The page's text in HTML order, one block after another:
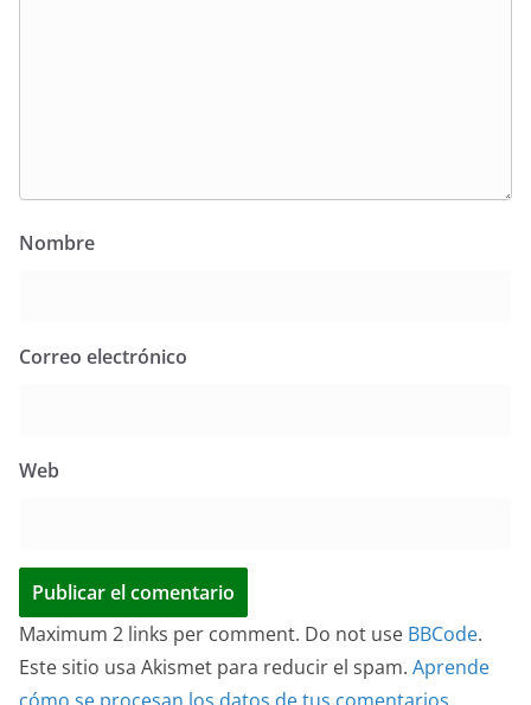
Nombre
Correo electrónico
Web
Maximum 2 links per comment. Do not use BBCode.
Este sitio usa Akismet para reducir el spam. Aprende